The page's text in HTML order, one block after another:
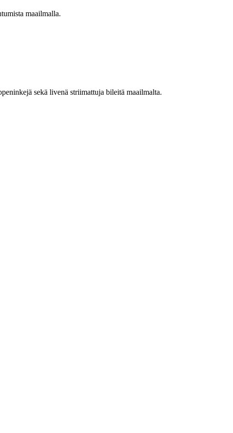
maailmalla.
sekä livenä striimattuja bileitä maailmalta.